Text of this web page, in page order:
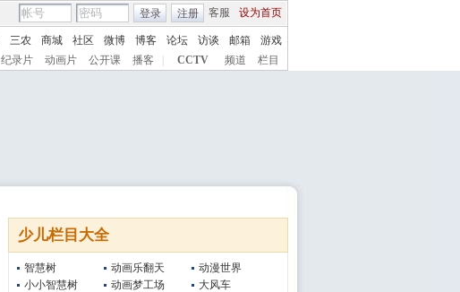
客服 设为首页
登录 注册
三农 商城 社区 微博 博客 论坛 访谈 邮箱
游戏
纪录片 动画片 公开课 播客 CCTV 频道 栏目
少儿栏目大全
智慧树
小小智慧树
动画乐翻天
动画梦工场
动漫世界
大风车